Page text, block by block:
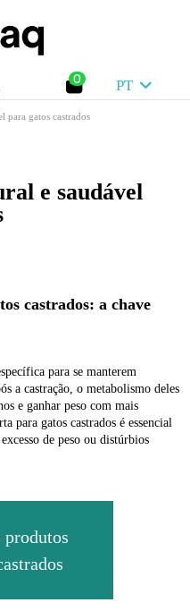
0 PT
para gatos castrados
e saudável
castrados: a chave
para se manterem
a castração, o metabolismo deles
e ganhar peso com mais
para gatos castrados é essencial
de peso ou distúrbios
produtos